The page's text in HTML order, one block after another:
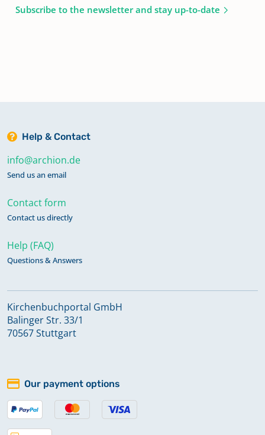
Subscribe to the newsletter and stay up-to-date
Help & Contact
info@archion.de
Send us an email
Contact form
Contact us directly
Help (FAQ)
Questions & Answers
Kirchenbuchportal GmbH
Balinger Str. 33/1
70567 Stuttgart
Our payment options